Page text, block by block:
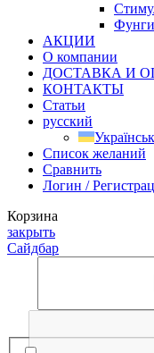
АКЦИИ
О компании
ДОСТАВКА И
КОНТАКТЫ
Статьи
русский
Список желаний
Сравнить
Логин /
Корзина
закрыть
Сайдбар